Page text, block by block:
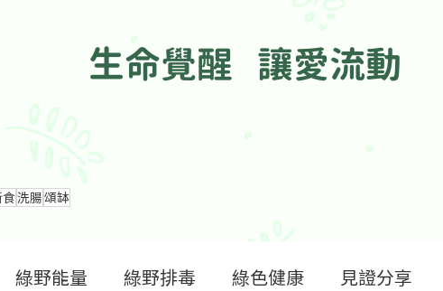
生命覺醒 讓愛流動
食洗腸頌缽
綠野能量 綠野排毒 綠色健康 見證分享